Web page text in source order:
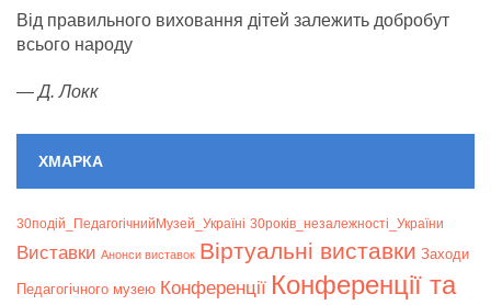
Від правильного виховання дітей залежить добробут
всього народу
—Д. Локк
ХМАРКА
30подій_ПедагогічнийМузей_Україні 30років_незалежності_України
Bиставки Анонси виставок Віртуальні виставки Заходи
Педагогічного музею Конференції Конференції та